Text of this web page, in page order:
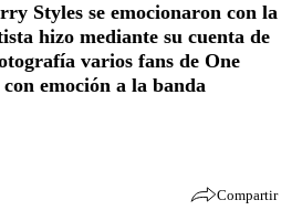
Styles se emocionaron con la
hizo mediante su cuenta de
varios fans de One
emoción a la banda
Compartir